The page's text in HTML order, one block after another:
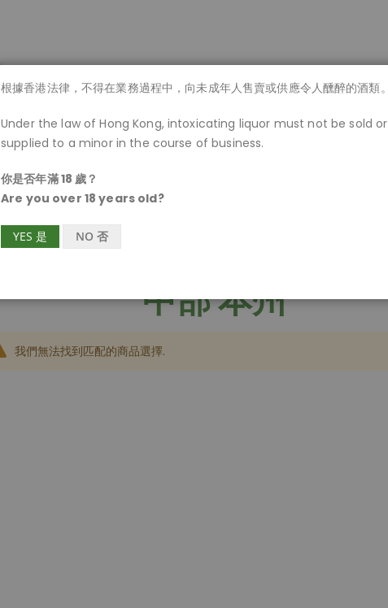
商品一覽
中部 本州
我們無法找到匹配的商品選擇.
根據香港法律，不得在業務過程中，向未成年人售賣或供應令人醺醉的酒類。
Under the law of Hong Kong, intoxicating liquor must not be sold or
supplied to a minor in the course of business.
你是否年滿 18 歲？
Are you over 18 years old?
YES 是 NO 否